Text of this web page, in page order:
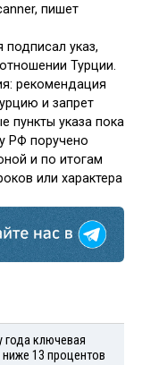
пишет
указ,
Турции.
рекомендация
и запрет
пункты указа пока
РФ поручено
и по итогам
или характера
года ключевая
13 процентов